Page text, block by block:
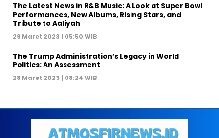
The Latest News in R&B Music: A Look at Super Bowl
Performances, New Albums, Rising Stars, and
Tribute to Aaliyah
29 Maret 2023 | 05:50 WIB
The Trump Administration’s Legacy in World
Politics: An Assessment
28 Maret 2023 | 08:24 WIB